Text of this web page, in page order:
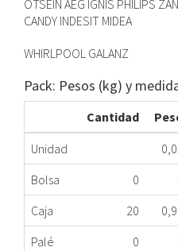
OTSEIN AEG IGNIS PHILIPS
CANDY INDESIT MIDEA
WHIRLPOOL GALANZ
Pack: Pesos (kg) y
Cantidad
Unidad
Bolsa
0
Caja
20
Palé
0